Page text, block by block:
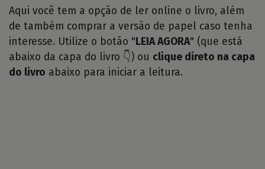
Aqui você tem a opção de ler online o livro, além
de também comprar a versão de papel caso tenha
interesse. Utilize o botão " LEIA AGORA" (que está
abaixo da capa do livro 👇) ou clique direto na capa
do livro abaixo para iniciar a leitura.